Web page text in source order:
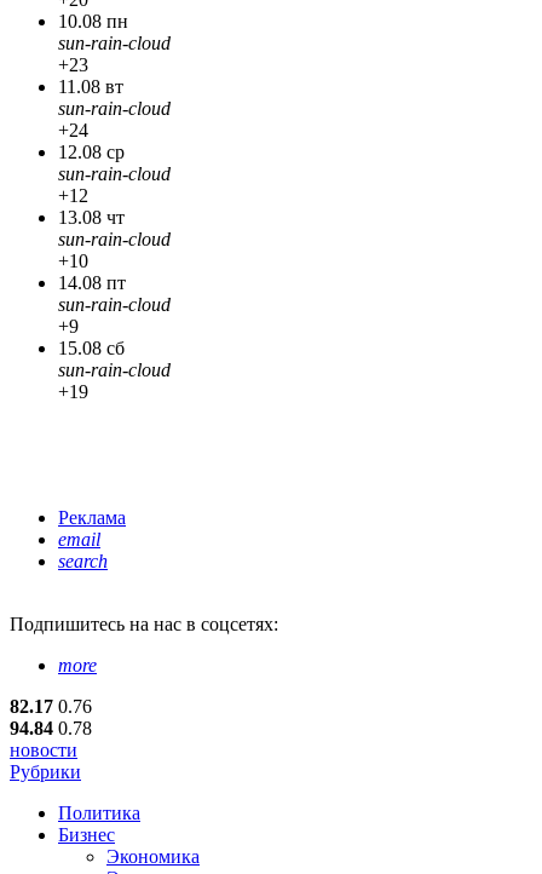
10.08 пн
sun-rain-cloud
+23
11.08 вт
sun-rain-cloud
+24
12.08 ср
sun-rain-cloud
+12
13.08 чт
sun-rain-cloud
+10
14.08 пт
sun-rain-cloud
+9
15.08 сб
sun-rain-cloud
+19
Реклама
email
search
Подпишитесь на нас в соцсетях:
more
82.17 0.76
94.84 0.78
новости
Рубрики
Политика
Бизнес
Экономика